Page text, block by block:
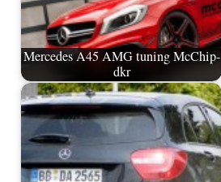
Mercedes A45 AMG tuning McChip-
dkr